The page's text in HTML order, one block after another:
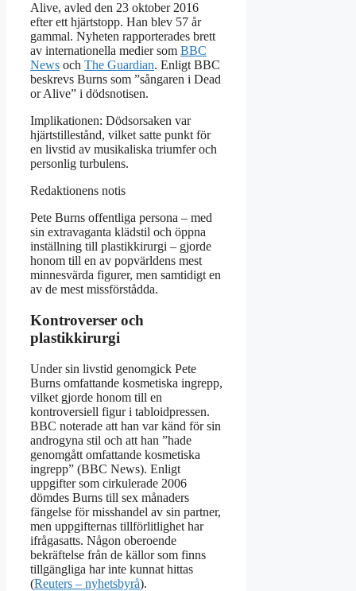
Alive, avled den 23 oktober 2016
efter ett hjärtstopp. Han blev 57 år
gammal. Nyheten rapporterades brett
av internationella medier som BBC
News och The Guardian. Enligt BBC
beskrevs Burns som ”sångaren i Dead
or Alive” i dödsnotisen.
Implikationen: Dödsorsaken var
hjärtstillestånd, vilket satte punkt för
en livstid av musikaliska triumfer och
personlig turbulens.
Redaktionens notis
Pete Burns offentliga persona – med
sin extravaganta klädstil och öppna
inställning till plastikkirurgi – gjorde
honom till en av popvärldens mest
minnesvärda figurer, men samtidigt en
av de mest missförstådda.
Kontroverser och
plastikkirurgi
Under sin livstid genomgick Pete
Burns omfattande kosmetiska ingrepp,
vilket gjorde honom till en
kontroversiell figur i tabloidpressen.
BBC noterade att han var känd för sin
androgyna stil och att han ”hade
genomgått omfattande kosmetiska
ingrepp” (BBC News). Enligt
uppgifter som cirkulerade 2006
dömdes Burns till sex månaders
fängelse för misshandel av sin partner,
men uppgifternas tillförlitlighet har
ifrågasatts. Någon oberoende
bekräftelse från de källor som finns
tillgängliga har inte kunnat hittas
(Reuters – nyhetsbyrå).